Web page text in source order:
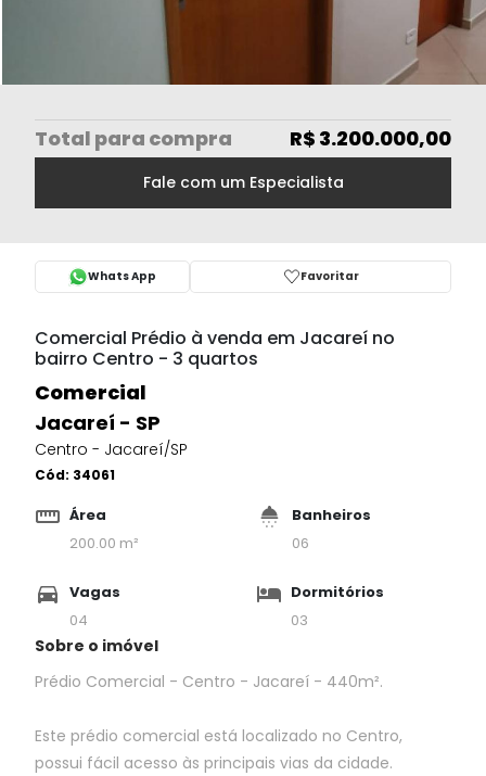
Comercial Prédio à venda em Jacareí no
bairro Centro - 3 quartos
Comercial
Jacareí - SP
Centro - Jacareí/SP
Cód: 34061
Área
200.00 m²
Banheiros
06
Vagas
04
Dormitórios
03
Sobre o imóvel
Prédio Comercial - Centro - Jacareí - 440m².
Este prédio comercial está localizado no Centro,
possui fácil acesso às principais vias da cidade.
Total para compra R$ 3.200.000,00
Fale com um Especialista
Whats App Favoritar